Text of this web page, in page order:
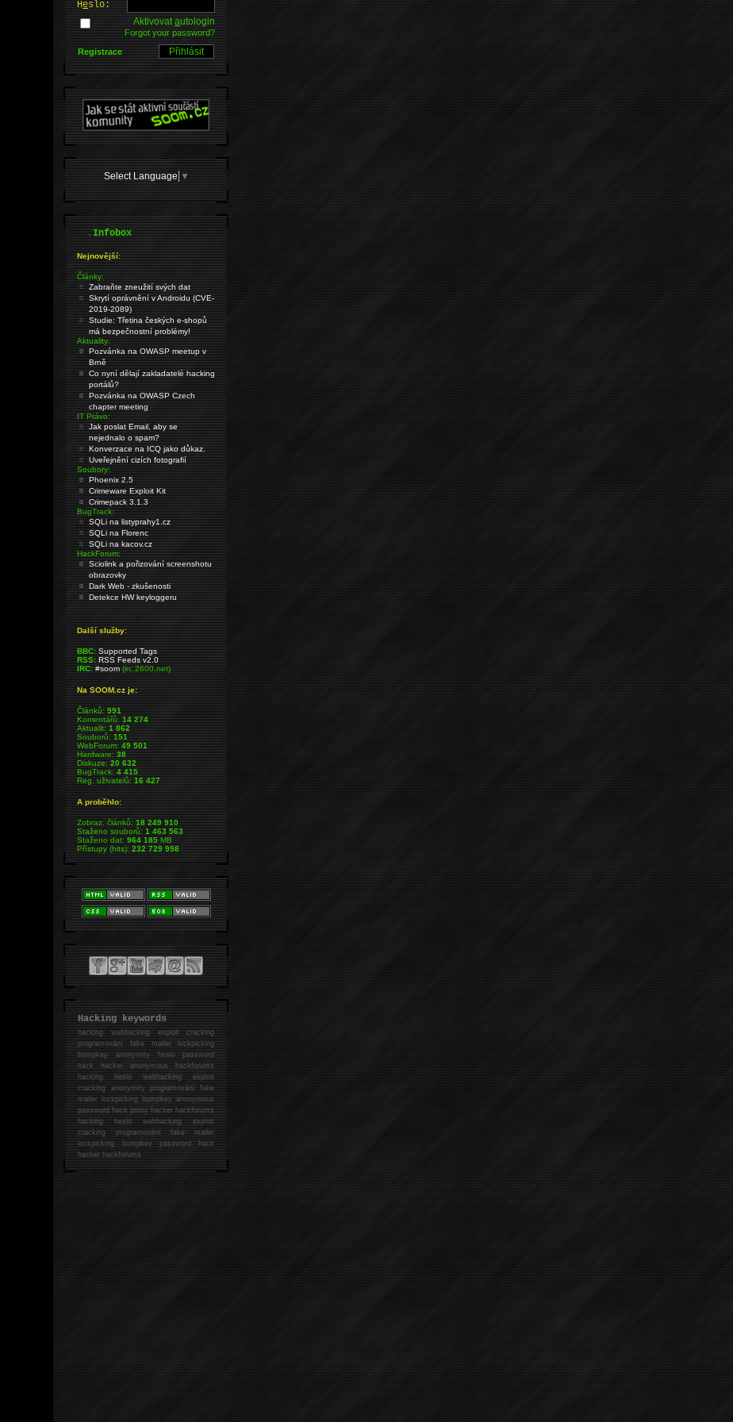
Heslo:
Aktivovatautologin
Forgot your password?
Registrace
Select Language ▼
.Infobox
Nejnovější:
Články:
Zabraňte zneužití svých dat
Skrytí oprávnění v Androidu (CVE-
2019-2089)
Studie: Třetina českých e-shopů
má bezpečnostní problémy!
Aktuality:
Pozvánka na OWASP meetup v
Brně
Co nyní dělají zakladatelé hacking
portálů?
Pozvánka na OWASP Czech
chapter meeting
IT Právo:
Jak poslat Email, aby se
nejednalo o spam?
Konverzace na ICQ jako důkaz.
Uveřejnění cizích fotografií
Soubory:
Phoenix 2.5
Crimeware Exploit Kit
Crimepack 3.1.3
BugTrack:
SQLi na listyprahy1.cz
SQLi na Florenc
SQLi na kacov.cz
HackForum:
Sciolink a pořizování screenshotu
obrazovky
Dark Web - zkušenosti
Detekce HW keyloggeru
Další služby:
BBC: Supported Tags
RSS: RSS Feeds v2.0
IRC: #soom(irc.2600.net)
Na SOOM.cz je:
Článků:991
Komentářů:14 274
Aktualit:1 862
Souborů:151
WebForum:49 501
Hardware:38
Diskuze:20 632
BugTrack:4 415
Reg. uživatelů:16 427
A proběhlo:
Zobraz. článků:18 249 910
Staženo souborů:1 463 563
Staženo dat:964 185MB
Přístupy (hits):232 729 998
Hacking keywords
hackingwebhacking exploit cracking
programování fake mailer lockpicking
bumpkey anonymity heslo password
hackhacker anonymous hackforums
hackingheslo webhacking exploit
cracking anonymity programování fake
mailer lockpicking bumpkey anonymous
password hack proxy hacker hackforums
hacking heslo webhacking exploit
cracking programování fake mailer
lockpicking bumpkey password hack
hackerhackforums